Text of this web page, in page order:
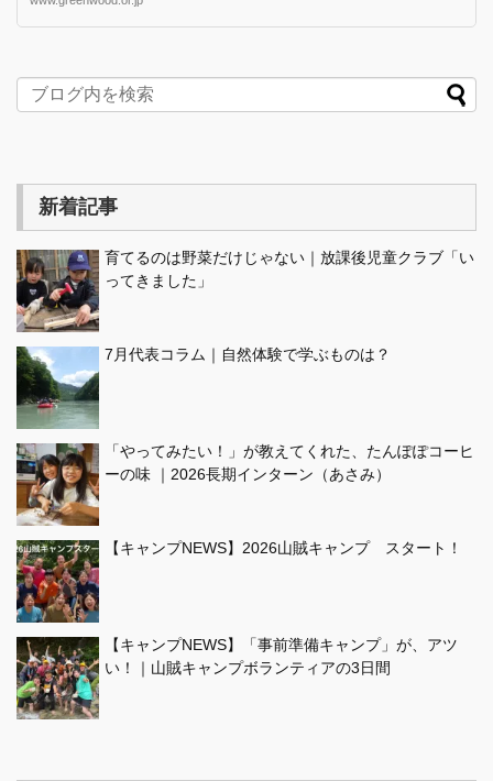
新着記事
育てるのは野菜だけじゃない｜放課後児童クラブ「い
ってきました」
7月代表コラム｜自然体験で学ぶものは？
「やってみたい！」が教えてくれた、たんぽぽコーヒ
ーの味 ｜2026長期インターン（あさみ）
【キャンプNEWS】2026山賊キャンプ スタート！
【キャンプNEWS】「事前準備キャンプ」が、アツ
い！｜山賊キャンプボランティアの3日間